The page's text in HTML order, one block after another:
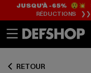
JUSQU’À -65%😲💥
RÉDUCTIONS
RETOUR